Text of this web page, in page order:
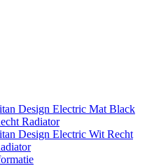
Design Electric Mat Black
Radiator
Design Electric Wit Recht